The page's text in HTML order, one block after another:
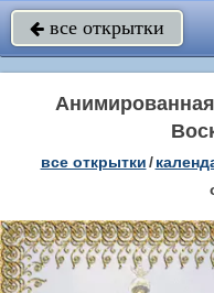
 все открытки
все открытки/